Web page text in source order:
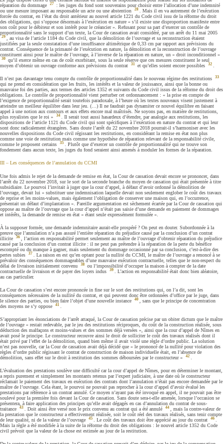
réparation du dommage
27
: les juges du fond sont souverains pour choisir entre l’allocation d’une indemnité
ou une mesure imposant au responsable un acte ou une abstention
28
. Mais il en va autrement de l’exécution
forcée du contrat, en l’état du droit antérieur au nouvel article 1221 du Code civil issu de la réforme du droit
des obligations, qui s’oppose désormais à l’exécution en nature « s’il existe une disproportion manifeste entre
son coût pour le débiteur et son intérêt pour le créancier ». Refusant pour sa part d’exercer un contrôle de
proportionnalité sans le support d’un texte, la Cour de cassation avait considéré, par un arrêt du 11 mai 2005
29
, au visa de l’article 1184 du Code civil, que la démolition de l’ouvrage et sa reconstruction étaient
justifiées par la seule constatation d’une insuffisance altimétrique de 0,33 cm par rapport aux prévisions du
contrat. Conséquence de la primauté de l’exécution en nature, la démolition et la reconstruction de l’ouvrage
constituent ainsi pour le maître de l’ouvrage, à l’inverse de la réparation en nature, un « droit inconditionnel »
30 qu’il exerce même en cas de coût exorbitant, sous la seule réserve que ces mesures constituent le seul
moyen d’obtenir un ouvrage conforme aux prévisions du contrat
31 et qu’elles soient encore possibles 32
Il n’est pas davantage tenu compte du contrôle de proportionnalité dans le nouveau régime des restitutions 33
qui ne prend en considération que les fruits, les intérêts et la valeur de jouissance, ainsi que la bonne ou
mauvaise foi des parties, aux termes des articles 1352 et suivants du Code civil issus de la réforme du droit des
obligations. Le contrôle de proportionnalité vient perturber cet ordonnancement : « la prise en compte de
l’exigence de proportionnalité serait toutefois paradoxale, à l’heure où les textes nouveaux visent justement à
atteindre un meilleur équilibre dans leur jeu. (…) Il ne faudrait pas dynamiter ce nouvel équilibre en faisant
appel à une notion aux contours et aux effets encore mal maîtrisés. Ne soyons pas, en matière de restitutions,
plus royalistes que le roi »
34
. Il serait tout aussi hasardeux d’étendre, par analogie aux restitutions, les
dispositions de l’article 1121 du Code civil qui sont spécifiques à l’exécution en nature du contrat et qui leur
sont donc radicalement étrangères. Sans doute l’arrêt du 22 novembre 2018 pourrait-il s’harmoniser avec les
nouvelles dispositions du Code civil régissant les restitutions, en considérant la remise en état non plus
comme une voie de restitution mais comme une hypothèse de réparation relevant de la responsabilité civile,
comme le proposent certains
35
. Plutôt que d’exercer un contrôle de proportionnalité qui ne trouve son
fondement dans aucun texte, les juges du fond seraient ainsi amenés à moduler les formes de la réparation.
III – Les conséquences de l’annulation du CCMI
Une fois admis le rejet de la demande de remise en état, la Cour de cassation devait encore se prononcer, dans
l’arrêt du 22 novembre 2018, sur le sort de la seconde branche du moyen de cassation qui était présentée à titre
subsidiaire. Le pourvoi l’invitait à juger que la cour d’appel, à défaut d’avoir ordonné la démolition de
l’ouvrage, devait lui « substituer une indemnisation laquelle devait non seulement englober le coût des travaux
de reprise et les moins-values, mais également l’obligation de conserver une maison qui, en l’occurrence,
présentait un défaut d’implantation ». Pareille argumentation est sèchement écartée par la Cour de cassation qui
oppose au maître de l’ouvrage que la cour d’appel n’était pas saisie d’une demande en paiement de dommages
et intérêts, la demande de remise en état « étant seule expressément formulée ».
À la supposer formée, une demande indemnitaire aurait-elle prospéré ? On peut en douter. Subordonnée à la
preuve que l’annulation n’a pas assuré l’entière réparation du préjudice causé par la conclusion d’un contrat
illicite
36
, l’action en responsabilité permet seulement au maître de l’ouvrage d’obtenir réparation du préjudice
causé par la conclusion d’un contrat illicite : il ne peut pas prétendre à la réparation de la perte du bénéfice
escompté ou du manque à gagner, mais seulement du dommage occasionné par sa conclusion, c’est-à-dire des
pertes subies
37
. La raison en est qu’en optant pour la nullité du CCMI, le maître de l’ouvrage a renoncé à se
prévaloir des conséquences dommageables d’une mauvaise exécution contractuelle, telles que le non-respect du
délai de livraison initialement convenu
38 ou l’impossibilité d’occuper la maison à compter de la date
contractuelle de livraison et de payer des loyers indus
39
. L’action en responsabilité était donc bien aléatoire,
au cas particulier.
La Cour de cassation s’est encore prononcée in fine sur le sort des restitutions qui, on l’a dit, sont les
conséquences nécessaires de la nullité du contrat, et qui peuvent donc être ordonnées d’office par le juge, dans
le silence des parties, ou bien faire l’objet d’une nouvelle instance
40
, sans que le principe de concentration
des moyens ne s’y oppose
41
S’appropriant les énonciations de l’arrêt attaqué, la Cour de cassation précise par un obiter dictum que le maître
de l’ouvrage « restait redevable, par le jeu des restitutions réciproques, du coût de la construction réalisée, sous
déduction des malfaçons et moins-values et des sommes déjà versées », ainsi que la cour d’appel de Nîmes en
avait posé le principe. Le constructeur recouvre ainsi le droit de solliciter le coût des travaux réalisés dont il
était privé par l’effet de la démolition, quand bien même il avait violé une règle d’ordre public. La solution
n’est pas nouvelle, car la Cour de cassation avait déjà décidé que « le prononcé de la nullité pour violation des
règles d’ordre public régissant le contrat de construction de maison individuelle était, en l’absence de
démolition, sans effet sur le droit à restitution des sommes déboursées par le constructeur »
42
L’évaluation des prestations soulève une difficulté car la cour d’appel de Nîmes, pour en déterminer le montant,
a repris purement et simplement les montants retenus par l’expert judiciaire, à une date où le constructeur
réclamait le paiement des travaux en exécution des contrats dont l’annulation n’était pas encore demandée par le
maître de l’ouvrage. Cela étant, le pourvoi ne pouvait pas reprocher à la cour d’appel d’avoir évalué les
prestations par référence à un contrat annulé. Ce moyen n’ayant pas été invoqué en appel, il ne pouvait pas être
soulevé pour la première fois devant la Cour de cassation. Sans doute sera-t-elle amenée, lorsque l’occasion se
présentera, à faire application des principes qu’elle avait dégagés en cas d’annulation du contrat de sous-
traitance
43 . Doit ainsi être versé non le prix convenu au contrat qui a été annulé 44
, mais la contre-valeur de
la prestation que le constructeur a effectivement réalisée, soit le coût réel des travaux réalisés, sans tenir compte
de leur qualité, ni de la valeur de l’ouvrage
45 . Le coût des travaux doit être apprécié au jour du contrat 46
Mais la règle a été modifiée à la suite de la réforme du droit des obligations : le nouvel article 1352 du Code
civil prévoit que la valeur de la chose est estimée au jour de la restitution.